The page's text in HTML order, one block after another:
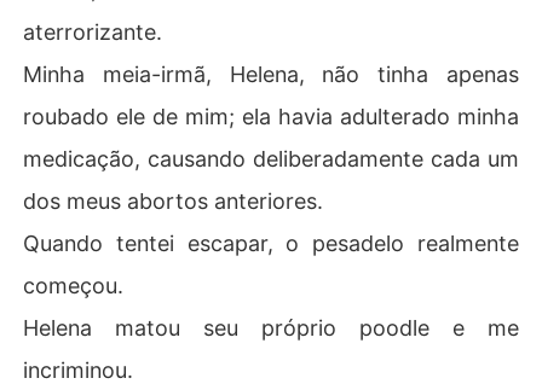
Então, ele me fez cavar a cova do cachorro com minhas
próprias mãos enquanto minha mãe assistia e zombava.
Deitada na terra, quebrada e sangrando, percebi que el
es achavam que estavam destruindo o herdeiro de Carl
os.
Eles estavam errados.
Disquei o número do magnata bilionário que esperava n
as sombras.
aterrorizante.
Minha meia-irmã, Helena, não tinha apenas
roubado ele de mim; ela havia adulterado minha
medicação, causando deliberadamente cada um
dos meus abortos anteriores.
Quando tentei escapar, o pesadelo realmente
começou.
Helena matou seu próprio poodle e me
incriminou.